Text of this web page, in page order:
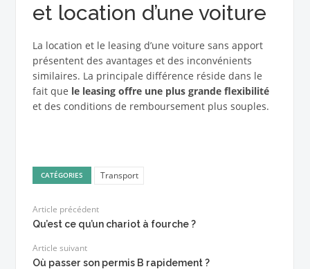
et location d’une voiture
La location et le leasing d’une voiture sans apport
présentent des avantages et des inconvénients
similaires. La principale différence réside dans le
fait que le leasing offre une plus grande flexibilité
et des conditions de remboursement plus souples.
CATÉGORIES Transport
Article précédent
Qu’est ce qu’un chariot à fourche ?
Article suivant
Où passer son permis B rapidement ?